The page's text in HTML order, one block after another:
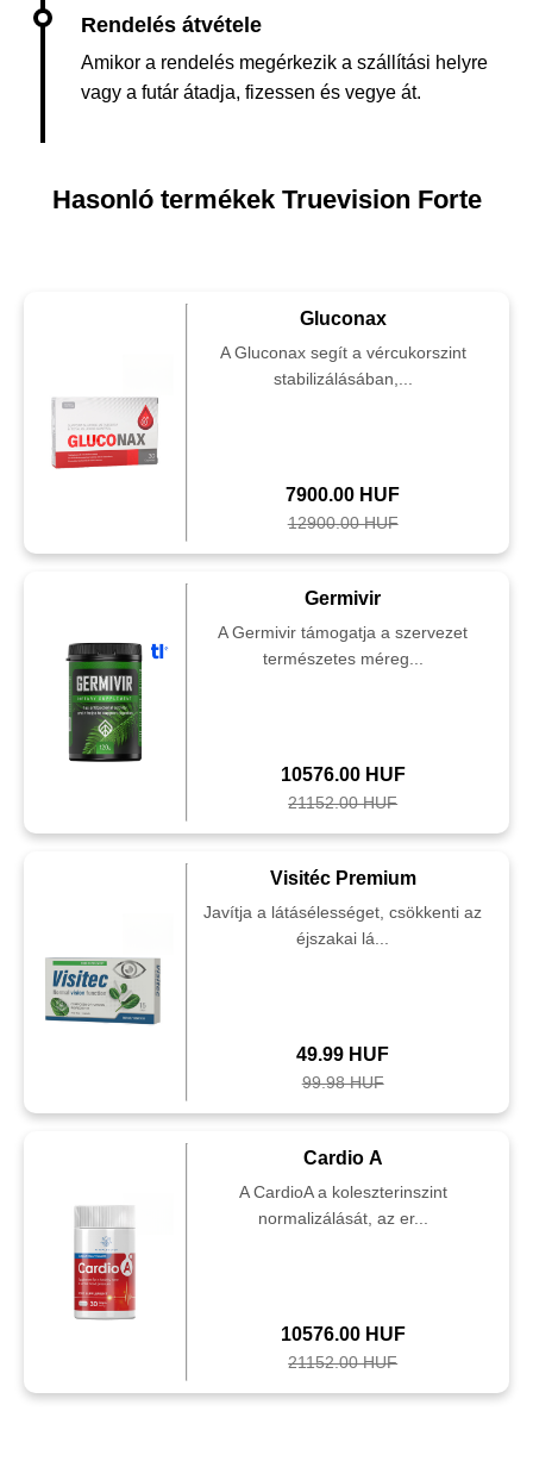
Amikor a rendelés megérkezik a szállítási helyre
vagy a futár átadja, fizessen és vegye át.
Hasonló termékek Truevision Forte
Gluconax
A Gluconax segít a vércukorszint
stabilizálásában,...
7900.00 HUF
12900.00 HUF
Germivir
A Germivir támogatja a szervezet
természetes méreg...
10576.00 HUF
21152.00 HUF
Visitéc Premium
Javítja a látásélességet, csökkenti az
éjszakai lá...
49.99 HUF
99.98 HUF
Cardio A
A CardioA a koleszterinszint
normalizálását, az er...
10576.00 HUF
21152.00 HUF